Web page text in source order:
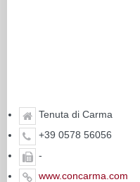
Tenuta di Carma
+39 0578 56056
-
www.concarma.com